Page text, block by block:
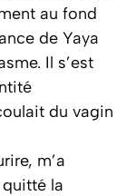
au fond
de Yaya
Il s’est
du vagin
m’a
quitté la